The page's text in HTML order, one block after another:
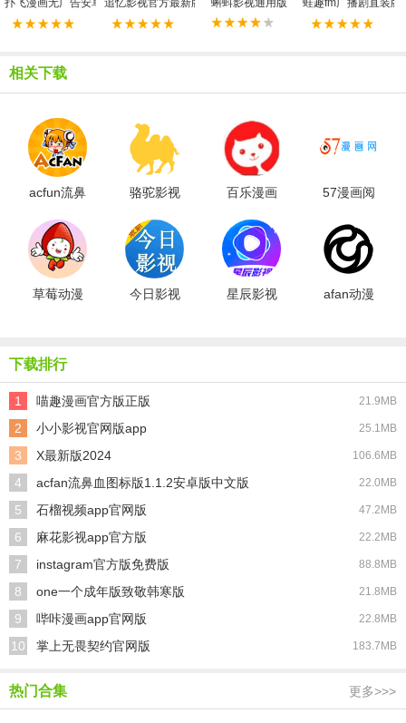
扑飞漫画无广告安卓免费版追忆影视官方最新版 蝌蚪影视通用版 蛙趣fm广播剧直装版
相关下载
acfun流鼻
骆驼影视
百乐漫画
版
57漫画阅
草莓动漫
今日影视
星辰影视
afan动漫
下载排行
1 喵趣漫画官方版正版 21.9MB
2 小小影视官网版app 25.1MB
3 X最新版2024 106.6MB
4 acfan流鼻血图标版1.1.2安卓版中文版 22.0MB
5 石榴视频app官网版 47.2MB
6 麻花影视app官方版 22.2MB
7 instagram官方版免费版 88.8MB
8 one一个成年版致敬韩寒版 21.8MB
9 哔咔漫画app官网版 22.8MB
10 掌上无畏契约官网版 183.7MB
热门合集 更多>>>